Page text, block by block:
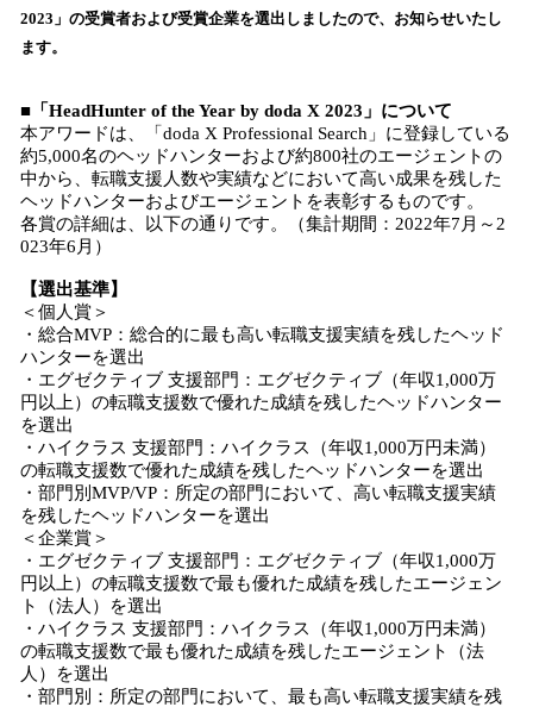
を
読
み
み
中
で
す
2023」の受賞者および受賞企業を選出しましたので、お知らせいたし
ます。
■「HeadHunter of the Year by doda X 2023」について
本アワードは、「doda X Professional Search」に登録している
約5,000名のヘッドハンターおよび約800社のエージェントの
中から、転職支援人数や実績などにおいて高い成果を残した
ヘッドハンターおよびエージェントを表彰するものです。
各賞の詳細は、以下の通りです。（集計期間：2022年7月～2
023年6月）
【選出基準】
＜個人賞＞
・総合MVP：総合的に最も高い転職支援実績を残したヘッド
ハンターを選出
・エグゼクティブ 支援部門：エグゼクティブ（年収1,000万
円以上）の転職支援数で優れた成績を残したヘッドハンター
を選出
・ハイクラス 支援部門：ハイクラス（年収1,000万円未満）
の転職支援数で優れた成績を残したヘッドハンターを選出
・部門別MVP/VP：所定の部門において、高い転職支援実績
を残したヘッドハンターを選出
＜企業賞＞
・エグゼクティブ 支援部門：エグゼクティブ（年収1,000万
円以上）の転職支援数で最も優れた成績を残したエージェン
ト（法人）を選出
・ハイクラス 支援部門：ハイクラス（年収1,000万円未満）
の転職支援数で最も優れた成績を残したエージェント（法
人）を選出
・部門別：所定の部門において、最も高い転職支援実績を残